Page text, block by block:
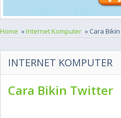
Home »Internet Komputer » Cara
INTERNET KOMPUTER
Cara Bikin Twitter